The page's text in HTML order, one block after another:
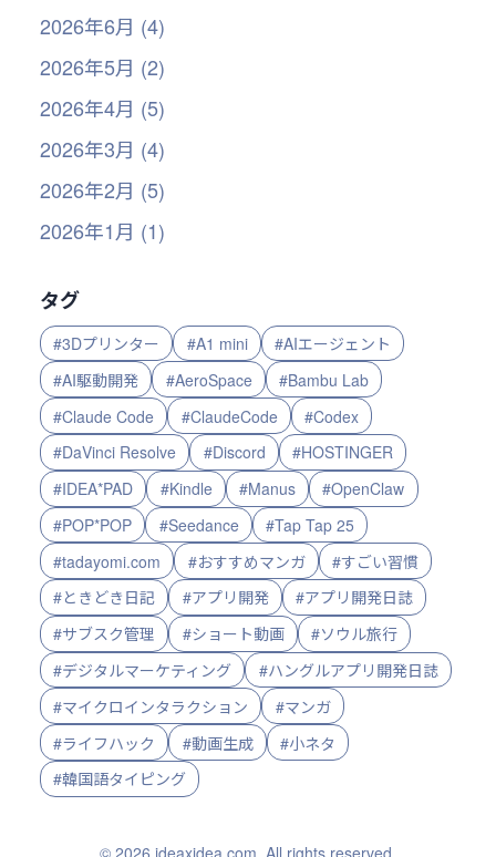
2026年6月 (4)
2026年5月 (2)
2026年4月 (5)
2026年3月 (4)
2026年2月 (5)
2026年1月 (1)
タグ
#3Dプリンター #A1 mini
#AIエージェント
#AI駆動開発
#AeroSpace
#Bambu Lab
#Claude Code
#ClaudeCode
#Codex
#DaVinci Resolve
#Discord
#HOSTINGER
#IDEA*PAD
#Kindle #Manus
#OpenClaw
#POP*POP
#Seedance
#Tap Tap 25
#tadayomi.com
#おすすめマンガ
#すごい習慣
#ときどき日記
#アプリ開発
#アプリ開発日誌
#サブスク管理
#ショート動画
#ソウル旅行
#デジタルマーケティング
#ハングルアプリ開発日誌
#マイクロインタラクション
#マンガ
#ライフハック
#動画生成
#小ネタ
#韓国語タイピング
© 2026 ideaxidea.com. All rights reserved.